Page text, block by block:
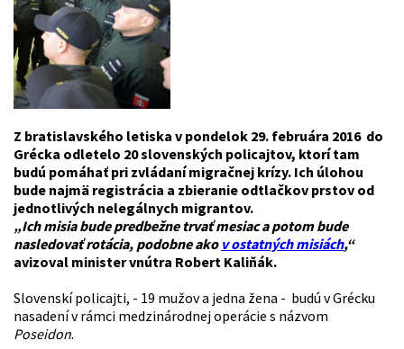
Z bratislavského letiska v pondelok 29. februára 2016 do
Grécka odletelo 20 slovenských policajtov, ktorí tam
budú pomáhať pri zvládaní migračnej krízy. Ich úlohou
bude najmä registrácia a zbieranie odtlačkov prstov od
jednotlivých nelegálnych migrantov.
„Ich misia bude predbežne trvať mesiac a potom bude
nasledovať rotácia, podobne ako v ostatných misiách,“
avizoval minister vnútra Robert Kaliňák.
Slovenskí policajti, - 19 mužov a jedna žena - budú v Grécku
nasadení v rámci medzinárodnej operácie s názvom
Poseidon.